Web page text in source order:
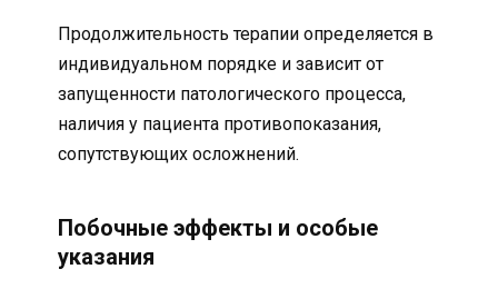
Продолжительность терапии определяется в
индивидуальном порядке и зависит от
запущенности патологического процесса,
наличия у пациента противопоказания,
сопутствующих осложнений.
Побочные эффекты и особые
указания